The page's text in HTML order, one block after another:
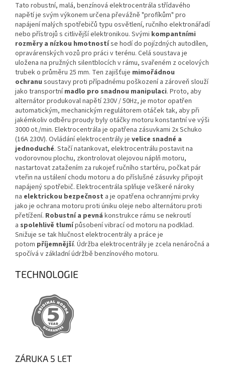
Tato robustní, malá, benzínová elektrocentrála střídavého
napětí je svým výkonem určena převážně "profíkům" pro
napájení malých spotřebičů typu osvětlení, ručního elektronářadí
nebo přístrojů s citlivější elektronikou. Svými kompantními
rozměry a nízkou hmotnostíse hodí do pojízdných autodílen,
opravárenských vozů pro práci v terénu. Celá soustava je
uložena na pružných silentblocích v rámu, svařeném z ocelových
trubek o průměru 25 mm. Ten zajišťuje mimořádnou
ochranu soustavy proti případnému poškození a zároveň slouží
jako transportní madlo pro snadnou manipulaci. Proto, aby
alternátor produkoval napětí 230V / 50Hz, je motor opatřen
automatickým, mechanickým regulátorem otáček tak, aby při
jakémkoliv odběru proudy byly otáčky motoru konstantní ve výši
3000 ot./min. Elektrocentrála je opatřena zásuvkami 2x Schuko
(16A 230V). Ovládání elektrocentrály je velice snadné a
jednoduché. Stačí natankovat, elektrocentrálu postavit na
vodorovnou plochu, zkontrolovat olejovou náplň motoru,
nastartovat zatažením za rukojeť ručního startéru, počkat pár
vteřin na ustálení chodu motoru a do příslušné zásuvky připojit
napájený spotřebič. Elektrocentrála splňuje veškeré nároky
na elektrickou bezpečnost a je opatřena ochrannými prvky
jako je ochrana motoru proti úniku oleje nebo alternátoru proti
přetížení. Robustní a pevná konstrukce rámu se nekroutí
a spolehlivě tlumípůsobení vibrací od motoru na podklad.
Snižuje se tak hlučnost elektrocentrály a práce je
potom příjemnější. Údržba elektrocentrály je zcela nenáročná a
spočívá v základní údržbě benzínového motoru.
TECHNOLOGIE
ZÁRUKA 5 LET